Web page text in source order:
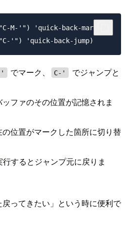
M-'") 'quick-back-mark)
' でマーク、 C-'
でジャンプと
ファのその位置が記憶されま
位置がマークした箇所に切り替
するとジャンプ元に戻りま
戻ってきたい」という時に便利で